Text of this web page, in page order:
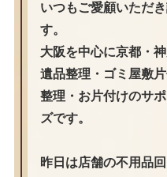
いつもご愛顧いただ
す。
大阪を中心に京都・
遺品整理・ゴミ屋敷
整理・お片付けのサ
ズです。
昨日は店舗の不用品